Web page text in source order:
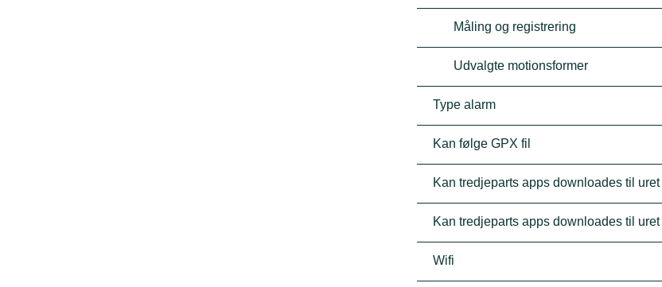
Måling og registrering
Udvalgte motionsformer
Type alarm
Kan følge GPX fil
Kan tredjeparts apps downloades til
Kan tredjeparts apps downloades til
Wifi